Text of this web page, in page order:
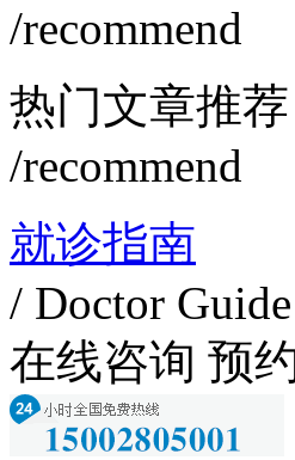
/recommend
热门文章推荐
/recommend
就诊指南
/ Doctor Guide
在线咨询 预